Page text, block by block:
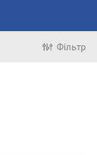
Фільтр